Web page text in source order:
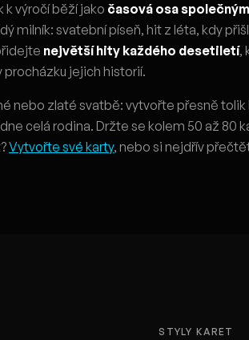
k výročí běží jako časová osa
milník: svatební píseň, hit z léta, kdy
největší hity každého desetiletí,
procházku jejich historií.
nebo zlaté svatbě: vytvořte přesně
celá rodina. Držte se kolem 50 až 80
Vytvořte své karty, nebo si nejdřív
STYLY KARET